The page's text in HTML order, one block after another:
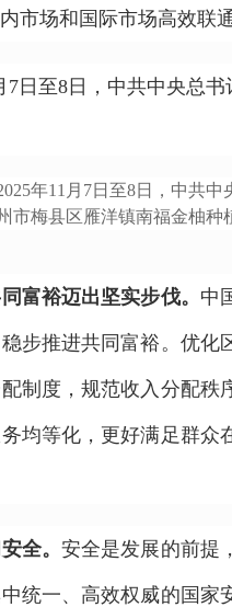
市场和国际市场高效联
年11月7日至8日，中共中
市梅县区雁洋镇南福金柚种
富裕迈出坚实步伐。 中
步推进共同富裕。优
制度，规范收入分配
均等化，更好满足群
全。 安全是发展的前提
统一、高效权威的国